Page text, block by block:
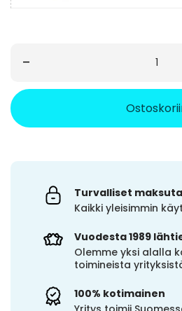
–
Turvalliset
Kaikki yleisimmin
Vuodesta 1989
Olemme yksi alalla
toimineista
100% kotimainen